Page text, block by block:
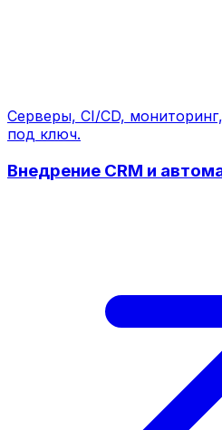
Серверы, CI/CD,
под ключ.
Внедрение CRM и